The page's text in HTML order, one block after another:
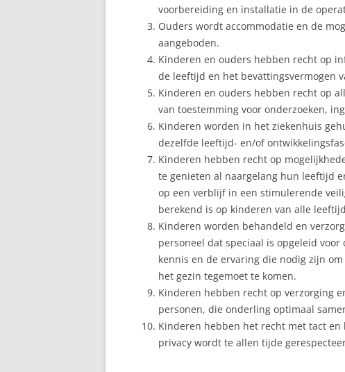
voorbereiding en installatie in de
Ouders wordt accommodatie en de
aangeboden.
Kinderen en ouders hebben recht op
de leeftijd en het bevattingsvermogen
Kinderen en ouders hebben recht op
van toestemming voor onderzoeken,
Kinderen worden in het ziekenhuis
dezelfde leeftijd- en/of
Kinderen hebben recht op
te genieten al naargelang hun leeftijd
op een verblijf in een stimulerende
berekend is op kinderen van alle
Kinderen worden behandeld en
personeel dat speciaal is opgeleid
kennis en de ervaring die nodig zijn
het gezin tegemoet te komen.
Kinderen hebben recht op verzorging
personen, die onderling optimaal
Kinderen hebben het recht met tact
privacy wordt te allen tijde